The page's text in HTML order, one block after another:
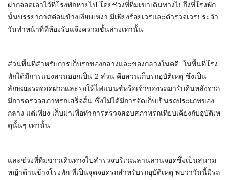
ฝากจอดเอาไว้ที่โรงพักหายไป โดยช่วงที่ทีมเขาเดินทางไปถึงที่โรงพัก
นั้นบรรยากาศค่อนข้างเงียบเหงา มีเพียงร้อยเวรและตำรวจเวรประจำ
วันทำหน้าที่ที่ห้องรับแจ้งความชั้นล่างเท่านั้น
ส่วนพื้นที่สำหรับการเก็บรถของกลางและของกลางในคดี ในพื้นที่โรง
พักได้มีการแบ่งส่วนออกเป็น 2 ส่วน คือส่วนเก็บรถอุบัติเหตุ ซึ่งเป็น
ลักษณะรถจอดฝากและรอให้ไฟแนนซ์หรือเจ้าของรถมารับคืนหลังจาก
มีการตรวจสภาพรถเสร็จสิ้น ซึ่งไม่ได้มีการจัดเก็บเป็นรถประเภทของ
กลาง แต่เพียง เก็บมาเพื่อทำการตรวจสอบสภาพรถเทียบเคียงกับอุบัติเห
ตุนั้นๆ เท่านั้น
และช่วงที่ทีมข่าวเดินทางไปสำรวจบริเวณลานลานจอดซึ่งเป็นสนาม
หญ้าด้านข้างโรงพัก ที่เป็นจุดจอดรถสำหรับรถอุบัติเหตุ พบว่าวันนี้มีรถ